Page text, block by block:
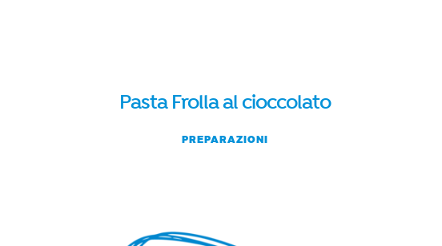
Pasta Frolla al cioccolato
PREPARAZIONI